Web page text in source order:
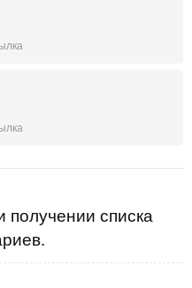
списка